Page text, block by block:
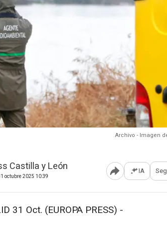
Archivo - Imagen
Castilla y León
octubre 2025 10:39 Abrir IA
31 Oct. (EUROPA PRESS) -